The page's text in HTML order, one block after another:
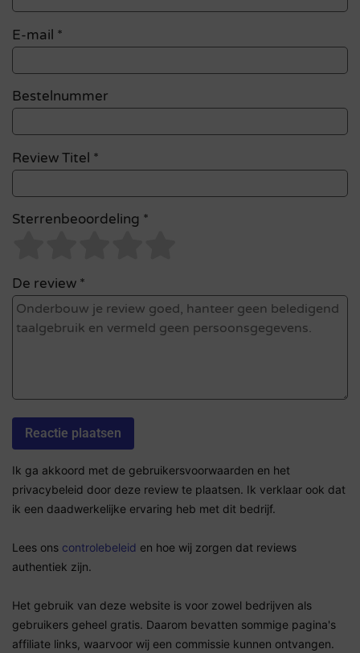
E-mail *
Bestelnummer
Review Titel *
Sterrenbeoordeling *
De review *
Ik ga akkoord met de gebruikersvoorwaarden en het
privacybeleid door deze review te plaatsen. Ik verklaar ook dat
ik een daadwerkelijke ervaring heb met dit bedrijf.
Lees ons controlebeleid en hoe wij zorgen dat reviews
authentiek zijn.
Het gebruik van deze website is voor zowel bedrijven als
gebruikers geheel gratis. Daarom bevatten sommige pagina's
affiliate links, waarvoor wij een commissie kunnen ontvangen.